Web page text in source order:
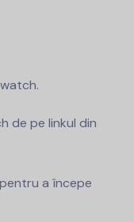
de pe linkul din
a începe